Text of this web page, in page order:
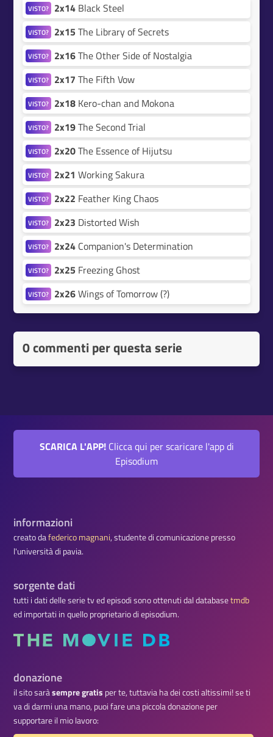
VISTO? 2x14 Black Steel
VISTO? 2x15 The Library of Secrets
VISTO? 2x16The Other Side of Nostalgia
VISTO? 2x17 The Fifth Vow
VISTO? 2x18 Kero-chan and Mokona
VISTO? 2x19The Second Trial
VISTO? 2x20The Essence of Hijutsu
VISTO? 2x21 Working Sakura
VISTO? 2x22 Feather King Chaos
VISTO? 2x23 Distorted Wish
VISTO? 2x24 Companion's Determination
VISTO? 2x25 Freezing Ghost
VISTO? 2x26Wings of Tomorrow (?)
0 commenti per questa serie
SCARICA L'APP!Clicca qui per scaricare l'app di
Episodium
informazioni
creato dafederico magnani, studente di comunicazione presso
l'università di pavia.
sorgente dati
tutti i dati delle serie tv ed episodi sono ottenuti dal databasetmdb
ed importati in quello proprietario di episodium.
donazione
il sito saràsempre gratis per te, tuttavia ha dei costi altissimi! se ti
va di darmi una mano, puoi fare una piccola donazione per
supportare il mio lavoro: